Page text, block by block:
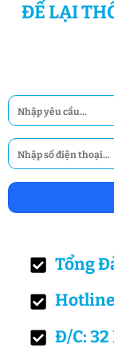
ĐỂ LẠI
Tổng
Đ/C: 32